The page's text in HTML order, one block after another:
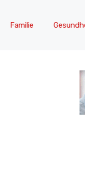
Familie